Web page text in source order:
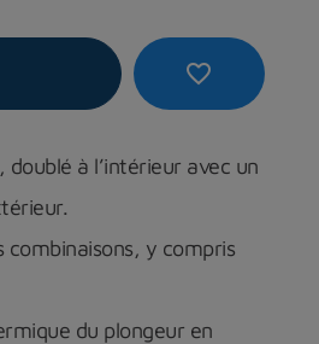
favorite_border
à l’intérieur avec un
combinaisons, y compris
du plongeur en